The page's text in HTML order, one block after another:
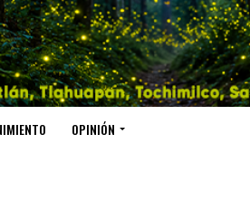
OPINIÓN